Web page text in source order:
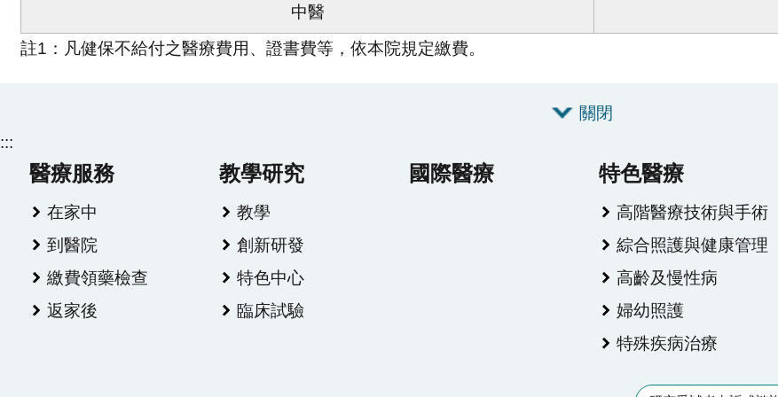
中醫
註1：凡健保不給付之醫療費用、證書費等，依本院規定繳費。
關閉
:::
醫療服務
在家中
到醫院
繳費領藥檢查
返家後
教學研究
教學
創新研發
特色中心
臨床試驗
國際醫療 特色醫療
高階醫療技術與手術
綜合照護與健康管理
高齡及慢性病
婦幼照護
特殊疾病治療